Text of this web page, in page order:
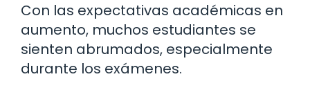
Con las expectativas académicas en
aumento, muchos estudiantes se
sienten abrumados, especialmente
durante los exámenes.